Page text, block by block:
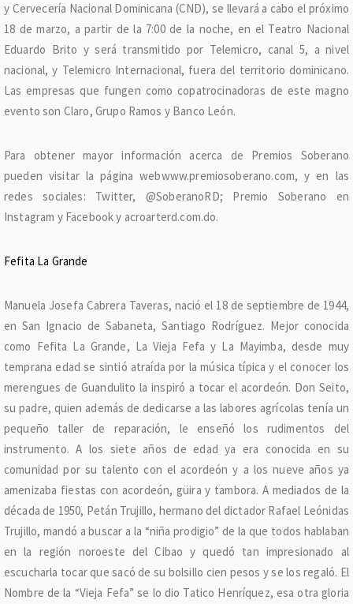
y Cervecería Nacional Dominicana (CND), se llevará a cabo el próximo
18 de marzo, a partir de la 7:00 de la noche, en el Teatro Nacional
Eduardo Brito y será transmitido por Telemicro, canal 5, a nivel
nacional, y Telemicro Internacional, fuera del territorio dominicano.
Las empresas que fungen como copatrocinadoras de este magno
evento son Claro, Grupo Ramos y Banco León.
Para obtener mayor información acerca de Premios Soberano
pueden visitar la página webwww.premiosoberano.com, y en las
redes sociales: Twitter, @SoberanoRD; Premio Soberano en
Instagram y Facebook y acroarterd.com.do.
Fefita La Grande
Manuela Josefa Cabrera Taveras, nació el 18 de septiembre de 1944,
en San Ignacio de Sabaneta, Santiago Rodríguez. Mejor conocida
como Fefita La Grande, La Vieja Fefa y La Mayimba, desde muy
temprana edad se sintió atraída por la música típica y el conocer los
merengues de Guandulito la inspiró a tocar el acordeón. Don Seito,
su padre, quien además de dedicarse a las labores agrícolas tenía un
pequeño taller de reparación, le enseñó los rudimentos del
instrumento. A los siete años de edad ya era conocida en su
comunidad por su talento con el acordeón y a los nueve años ya
amenizaba fiestas con acordeón, güira y tambora. A mediados de la
década de 1950, Petán Trujillo, hermano del dictador Rafael Leónidas
Trujillo, mandó a buscar a la “niña prodigio” de la que todos hablaban
en la región noroeste del Cibao y quedó tan impresionado al
escucharla tocar que sacó de su bolsillo cien pesos y se los regaló. El
Nombre de la “Vieja Fefa” se lo dio Tatico Henríquez, esa otra gloria